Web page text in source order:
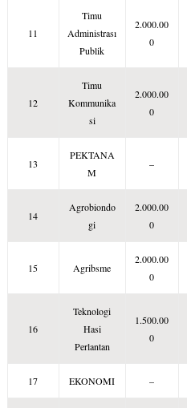
11
Timu
Administrası
Publik
2.000.00
0
12
Timu
Kommunika
si
2.000.00
0
13
PEKTANA
M
–
14
Agrobiondo
gi
2.000.00
0
15 Agribsme
2.000.00
0
16
Teknologi
Hasi
Perlantan
1.500.00
0
17 EKONOMI –